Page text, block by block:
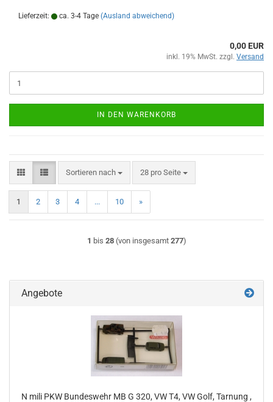
Lieferzeit: ca. 3-4 Tage (Ausland abweichend)
0,00 EUR
inkl. 19% MwSt. zzgl. Versand
IN DEN WARENKORB
Sortieren nach
Sortieren nach 28 pro Seite
pro Seite
1 2 3 4 ... 10 »
1 bis 28(von insgesamt 277)
Angebote
N mili PKW Bundeswehr MB G 320, VW T4, VW Golf, Tarnung ,